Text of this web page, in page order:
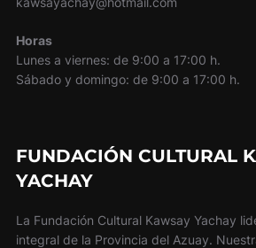
Horas
Lunes a viernes: de 9:00 a 17:00 h.
Sábado y domingo: de 9:00 a 17:00 h.
FUNDACIÓN CULTURAL
YACHAY
La Fundación Cultural Kawsay Yachay
integral de la Provincia del Azuay.